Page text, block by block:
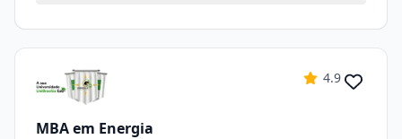
4.9
MBA em Energia